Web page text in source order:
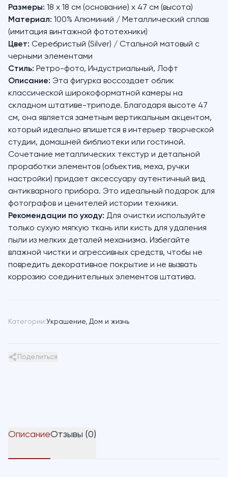
Размеры: 18 x 18 см (основание) х 47 см (высота)
Материал: 100% Алюминий / Металлический сплав
(имитация винтажной фототехники)
Цвет: Серебристый (Silver) / Стальной матовый с
черными элементами
Стиль: Ретро-фото, Индустриальный, Лофт
Описание: Эта фигурка воссоздает облик
классической широкоформатной камеры на
складном штативе-триподе. Благодаря высоте 47
см, она является заметным вертикальным акцентом,
который идеально впишется в интерьер творческой
студии, домашней библиотеки или гостиной.
Сочетание металлических текстур и детальной
проработки элементов (объектив, меха, ручки
настройки) придает аксессуару аутентичный вид
антикварного прибора. Это идеальный подарок для
фотографов и ценителей истории техники.
Рекомендации по уходу: Для очистки используйте
только сухую мягкую ткань или кисть для удаления
пыли из мелких деталей механизма. Избегайте
влажной чистки и агрессивных средств, чтобы не
повредить декоративное покрытие и не вызвать
коррозию соединительных элементов штатива.
Категории:Украшение, Дом и жизнь
Поделиться
ОписаниеОтзывы (0)